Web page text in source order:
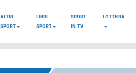
ALTRI
SPORT
LIBRI
SPORT
SPORT
IN TV
LOTTERIA